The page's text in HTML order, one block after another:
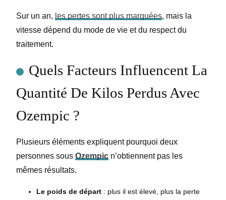
Sur un an, les pertes sont plus marquées, mais la
vitesse dépend du mode de vie et du respect du
traitement.
Quels Facteurs Influencent La
Quantité De Kilos Perdus Avec
Ozempic ?
Plusieurs éléments expliquent pourquoi deux
personnes sous Ozempic n’obtiennent pas les
mêmes résultats.
Le poids de départ : plus il est élevé, plus la perte